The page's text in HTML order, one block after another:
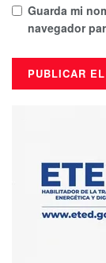
Guarda mi
navegador